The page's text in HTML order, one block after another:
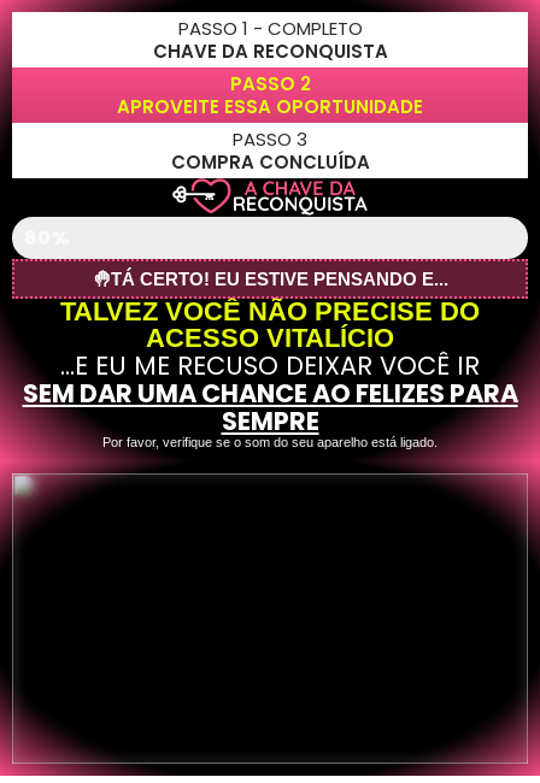
PASSO 1 - COMPLETO
CHAVE DA RECONQUISTA
PASSO 2
APROVEITE ESSA OPORTUNIDADE
PASSO 3
COMPRA CONCLUÍDA
🤚TÁ CERTO! EU ESTIVE PENSANDO E...
TALVEZ VOCÊ NÃO PRECISE DO
ACESSO VITALÍCIO
...E EU ME RECUSO DEIXAR VOCÊ IR
SEM DAR UMA CHANCE AO FELIZES PARA
SEMPRE
Por favor, verifique se o som do seu aparelho está ligado.